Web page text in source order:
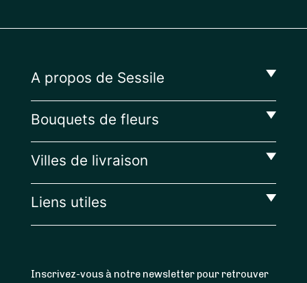
A propos de Sessile
Bouquets de fleurs
Villes de livraison
Liens utiles
Inscrivez-vous à notre newsletter pour retrouver